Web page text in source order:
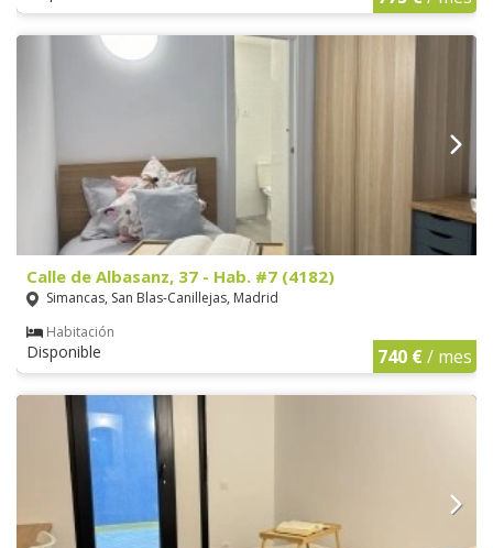
Calle de Albasanz, 37 - Hab. #7 (4182)
Simancas, San Blas-Canillejas, Madrid
Habitación
Disponible 740 €/ mes